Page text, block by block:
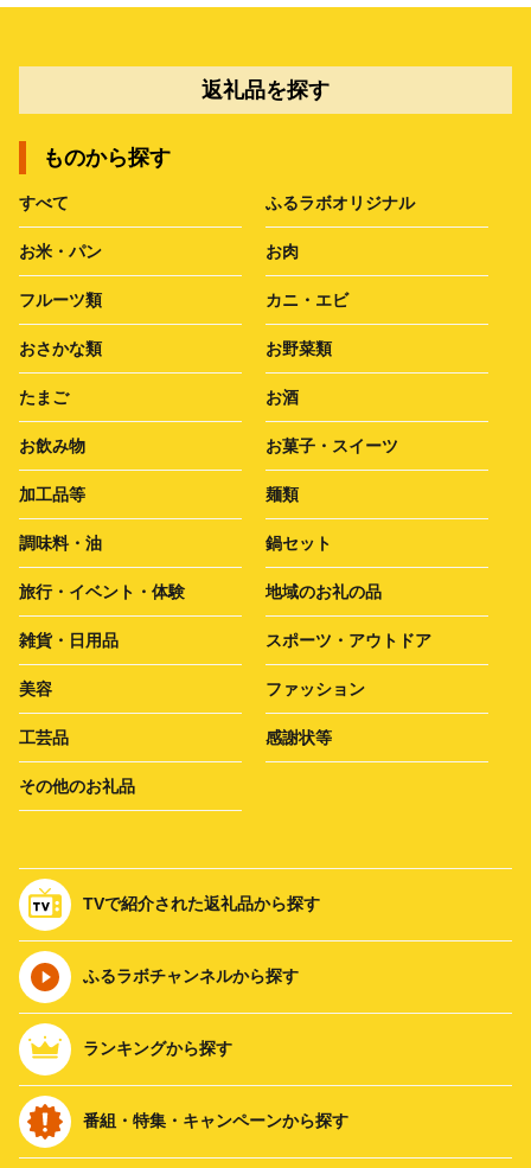
返礼品を探す
ものから探す
すべて ふるラボオリジナル
お米・パン お肉
フルーツ類 カニ・エビ
おさかな類 お野菜類
たまご お酒
お飲み物 お菓子・スイーツ
加工品等 麺類
調味料・油 鍋セット
旅行・イベント・体験 地域のお礼の品
雑貨・日用品 スポーツ・アウトドア
美容 ファッション
工芸品 感謝状等
その他のお礼品
TVで紹介された返礼品から探す
ふるラボチャンネルから探す
ランキングから探す
番組・特集・キャンペーンから探す